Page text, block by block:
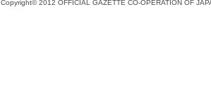
Copyright© 2012 OFFICIAL GAZETTE CO-OPERATION OF